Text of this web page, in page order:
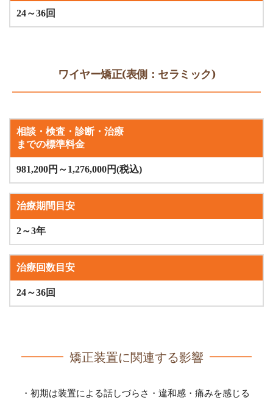
24～36回
ワイヤー矯正(表側：セラミック)
相談・検査・診断・治療
までの標準料金
981,200円～1,276,000円(税込)
治療期間目安
2～3年
治療回数目安
24～36回
矯正装置に関連する影響
・初期は装置による話しづらさ・違和感・痛みを感じる